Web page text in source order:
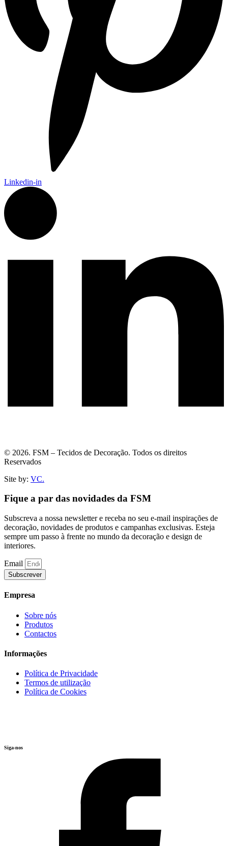
Linkedin-in
© 2026. FSM – Tecidos de Decoração. Todos os direitos
Reservados
Site by: VC.
Fique a par das novidades da FSM
Subscreva a nossa newsletter e receba no seu e-mail inspirações de
decoração, novidades de produtos e campanhas exclusivas. Esteja
sempre um passo à frente no mundo da decoração e design de
interiores.
Email
Subscrever
Empresa
Sobre nós
Produtos
Contactos
Informações
Política de Privacidade
Termos de utilização
Política de Cookies
Siga-nos